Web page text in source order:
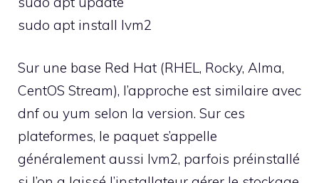
sudo apt install lvm2
Sur une base Red Hat (RHEL, Rocky, Alma,
CentOS Stream), l’approche est similaire avec
dnf ou yum selon la version. Sur ces
plateformes, le paquet s’appelle
généralement aussi lvm2, parfois préinstallé